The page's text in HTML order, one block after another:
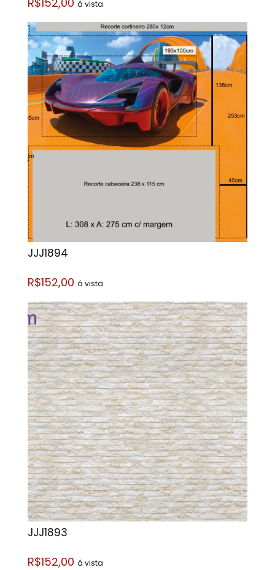
á vista
JJJ1894
R$152,00 á vista
JJJ1893
R$152,00 á vista